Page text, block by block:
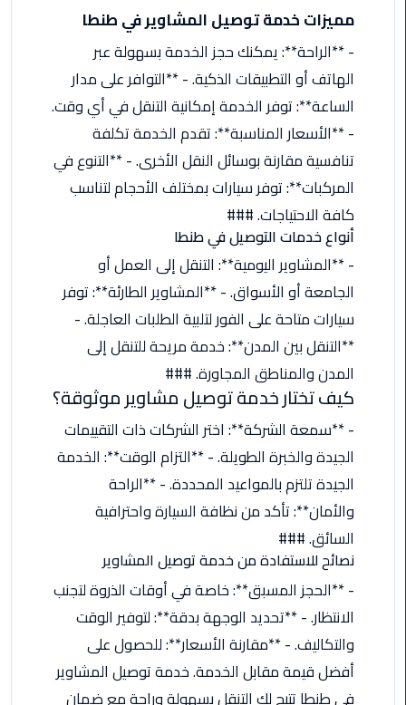
العرب
ليموزين
العرب
سارات
مرسيدس
ليموزين
اسكندرية
ليموزين
الساحل
الشمالي
ليموزين
العين
السخنة
ليموزين
الشيخ
مميزات خدمة توصيل المشاوير في طنطا
- **الراحة**: يمكنك حجز الخدمة بسهولة عبر
الهاتف أو التطبيقات الذكية. - **التوافر على مدار
الساعة**: توفر الخدمة إمكانية التنقل في أي وقت.
- **الأسعار المناسبة**: تقدم الخدمة تكلفة
تنافسية مقارنة بوسائل النقل الأخرى. - **التنوع في
المركبات**: توفر سيارات بمختلف الأحجام لتناسب
كافة الاحتياجات. ###
أنواع خدمات التوصيل في طنطا
- **المشاوير اليومية**: التنقل إلى العمل أو
الجامعة أو الأسواق. - **المشاوير الطارئة**: توفر
سيارات متاحة على الفور لتلبية الطلبات العاجلة. -
**التنقل بين المدن**: خدمة مريحة للتنقل إلى
المدن والمناطق المجاورة. ###
كيف تختار خدمة توصيل مشاوير موثوقة؟
- **سمعة الشركة**: اختر الشركات ذات التقييمات
الجيدة والخبرة الطويلة. - **التزام الوقت**: الخدمة
الجيدة تلتزم بالمواعيد المحددة. - **الراحة
والأمان**: تأكد من نظافة السيارة واحترافية
السائق. ###
نصائح للاستفادة من خدمة توصيل المشاوير
- **الحجز المسبق**: خاصة في أوقات الذروة لتجنب
الانتظار. - **تحديد الوجهة بدقة**: لتوفير الوقت
والتكاليف. - **مقارنة الأسعار**: للحصول على
أفضل قيمة مقابل الخدمة. خدمة توصيل المشاوير
في طنطا تتيح لك التنقل بسهولة وراحة مع ضمان